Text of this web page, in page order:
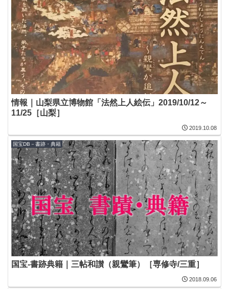
情報｜山梨県立博物館「法然上人絵伝」2019/10/12～
11/25［山梨］
2019.10.08
国宝DB－書跡・典籍
国宝-書跡典籍｜三帖和讃（親鸞筆）［専修寺/三重］
2018.09.06